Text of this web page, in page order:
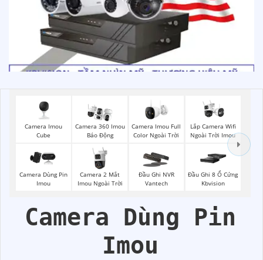
Camera Imou
Cube
Camera 360 Imou
Báo Động
Camera Imou Full
Color Ngoài Trời
Lắp Camera Wifi
Ngoài Trời Imou
Camera Dùng Pin
Imou
Camera 2 Mắt
Imou Ngoài Trời
Đầu Ghi NVR
Vantech
Đầu Ghi 8 Ổ Cứng
Kbvision
Camera Dùng Pin
Imou